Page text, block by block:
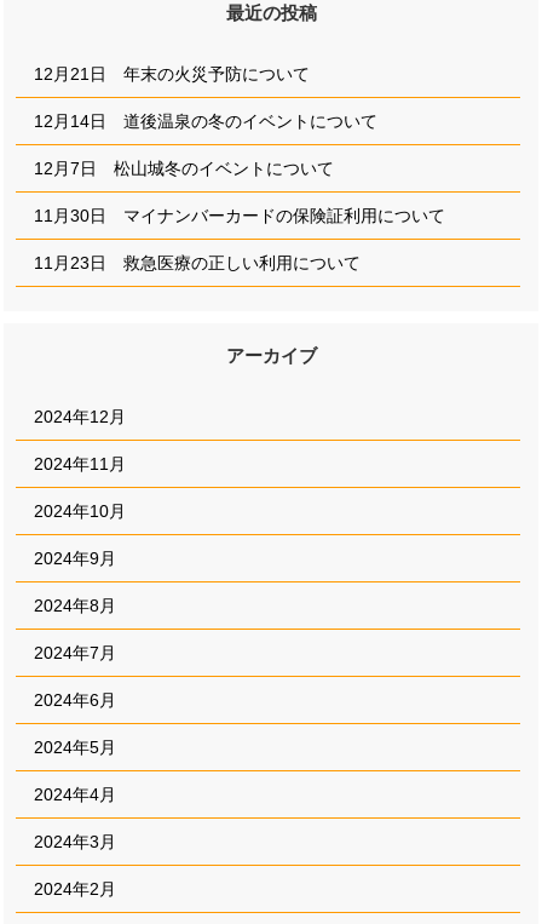
最近の投稿
12月21日 年末の火災予防について
12月14日 道後温泉の冬のイベントについて
12月7日 松山城冬のイベントについて
11月30日 マイナンバーカードの保険証利用について
11月23日 救急医療の正しい利用について
アーカイブ
2024年12月
2024年11月
2024年10月
2024年9月
2024年8月
2024年7月
2024年6月
2024年5月
2024年4月
2024年3月
2024年2月